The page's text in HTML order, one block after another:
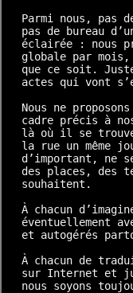
Parmi nous, pas
pas de bureau
éclairée : nous
globale par
que ce soit.
actes qui vont
Nous ne
cadre précis à
là où il se
la rue un même
d’important, ne
des places, des
souhaitent.
À chacun
éventuellement
et autogérés
À chacun de
sur Internet et
nous soyons